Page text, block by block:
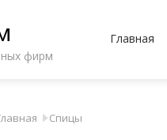
фирм
Главная
Спицы